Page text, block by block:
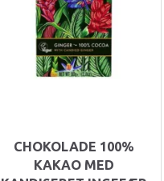
CHOKOLADE 100%
KAKAO MED